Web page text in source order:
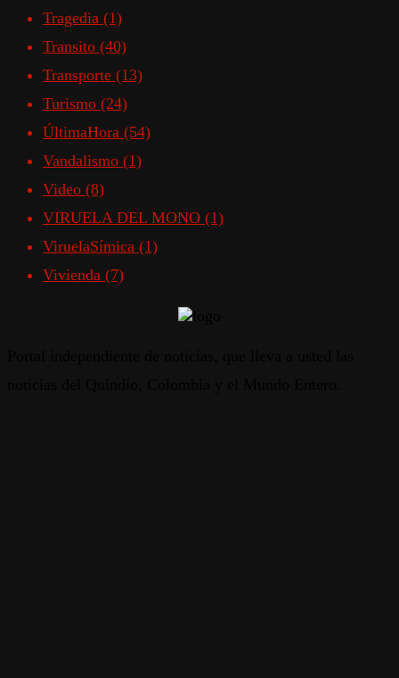
Tragedia (1)
Transito (40)
Transporte (13)
Turismo (24)
ÚltimaHora (54)
Vandalismo (1)
Video (8)
VIRUELA DEL MONO (1)
ViruelaSímica (1)
Vivienda (7)